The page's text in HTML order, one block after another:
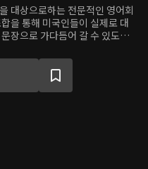
대상으로하는 전문적인 영어회
을 통해 미국인들이 실제로 대
장으로 가다듬어 갈 수 있도록